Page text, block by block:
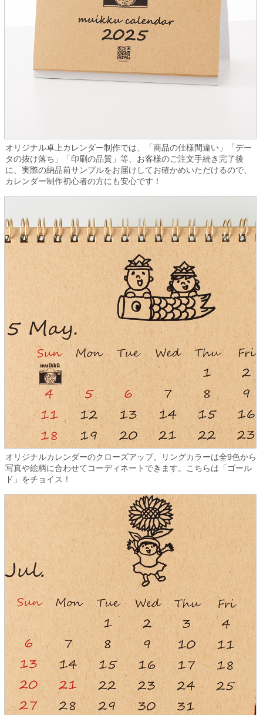
オリジナル卓上カレンダー制作では、「商品の仕様間違い」「デー
タの抜け落ち」「印刷の品質」等、お客様のご注文手続き完了後
に、実際の納品前サンプルをお届けしてお確かめいただけるので、
カレンダー制作初心者の方にも安心です！
オリジナルカレンダーのクローズアップ。リングカラーは全9色から
写真や絵柄に合わせてコーディネートできます。こちらは「ゴール
ド」をチョイス！